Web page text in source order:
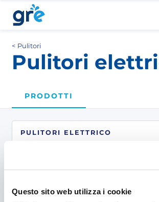
Questo sito web utilizza i cookie
Pulitori
Pulitori
PRODOTTI